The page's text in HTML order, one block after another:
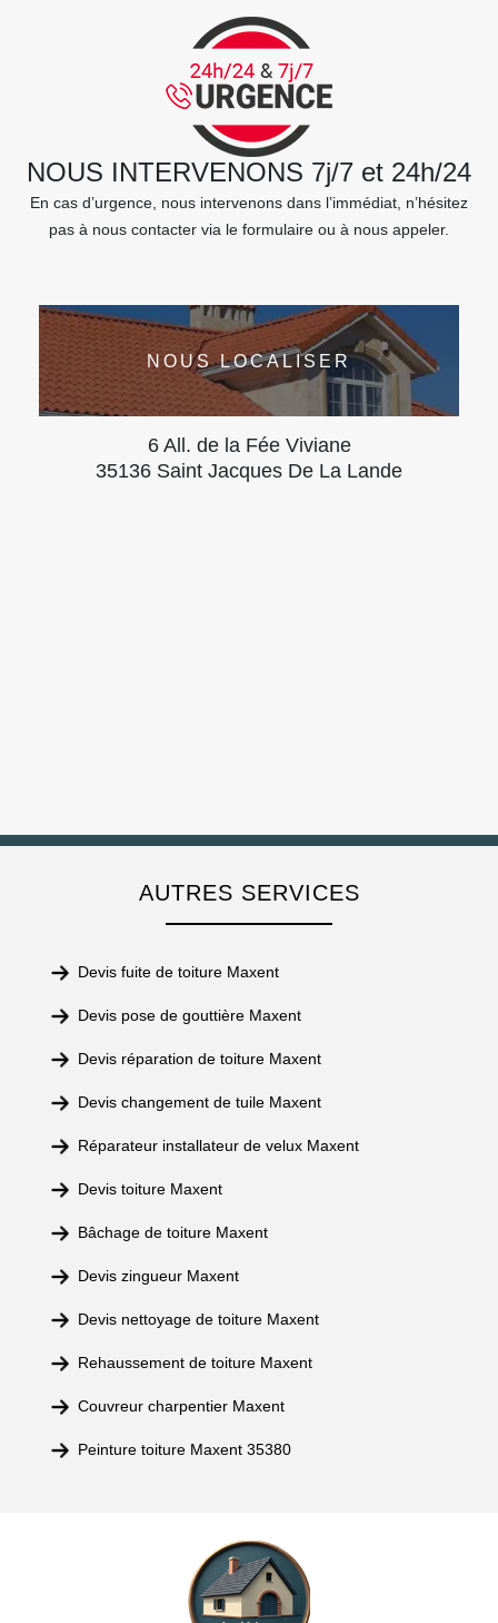
NOUS INTERVENONS 7j/7 et 24h/24
En cas d’urgence, nous intervenons dans l’immédiat, n’hésitez
pas à nous contacter via le formulaire ou à nous appeler.
NOUS LOCALISER
6 All. de la Fée Viviane
35136 Saint Jacques De La Lande
AUTRES SERVICES
Devis fuite de toiture Maxent
Devis pose de gouttière Maxent
Devis réparation de toiture Maxent
Devis changement de tuile Maxent
Réparateur installateur de velux Maxent
Devis toiture Maxent
Bâchage de toiture Maxent
Devis zingueur Maxent
Devis nettoyage de toiture Maxent
Rehaussement de toiture Maxent
Couvreur charpentier Maxent
Peinture toiture Maxent 35380